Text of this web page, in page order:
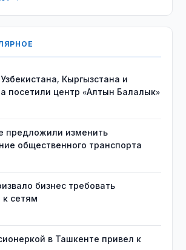
Кыргызстана и
посетили центр «Алтын Балалык»
предложили изменить
общественного транспорта
бизнес требовать
сетям
в Ташкенте привел к